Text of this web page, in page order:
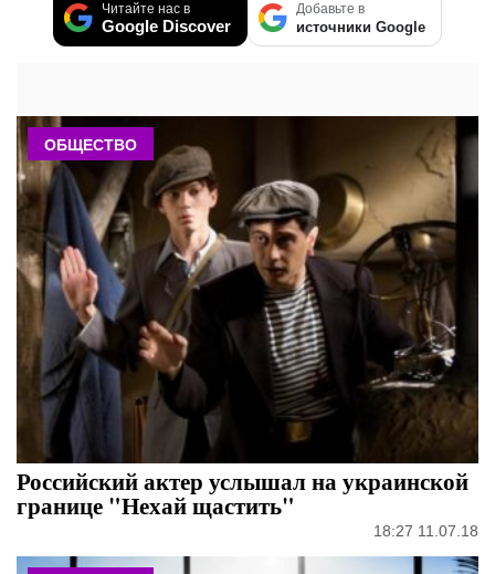
Читайте нас в
Google Discover
Добавьте в
источники Google
ОБЩЕСТВО
Российский актер услышал на украинской
границе "Нехай щастить"
18:27 11.07.18